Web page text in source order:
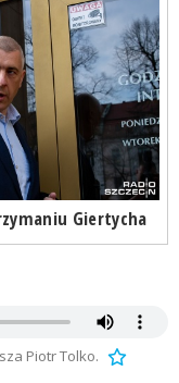
Giertycha
Piotr Tolko.